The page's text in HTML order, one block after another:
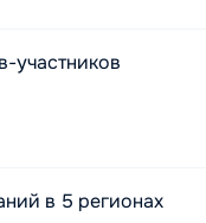
участников
в 5 регионах